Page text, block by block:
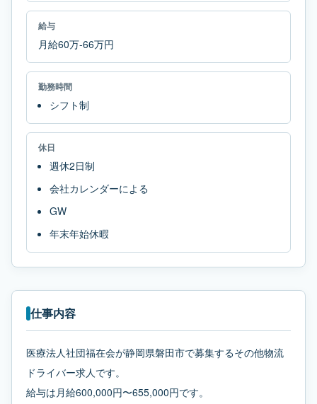
給与
月給60万-66万円
勤務時間
シフト制
休日
週休2日制
会社カレンダーによる
GW
年末年始休暇
仕事内容
医療法人社団福在会が静岡県磐田市で募集するその他物流
ドライバー求人です。
給与は月給600,000円〜655,000円です。